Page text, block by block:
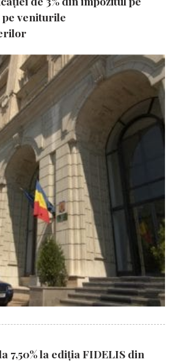
veniturile
7,50% la ediția FIDELIS din